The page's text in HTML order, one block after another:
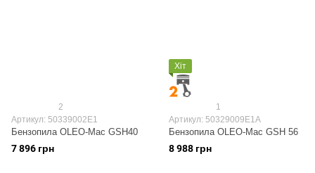
2
Артикул: 50339002E1
Бензопила OLEO-Mac GSH40
7 896 грн
Хіт
1
Артикул: 50329009E1A
Бензопила OLEO-Mac GSH 56
8 988 грн